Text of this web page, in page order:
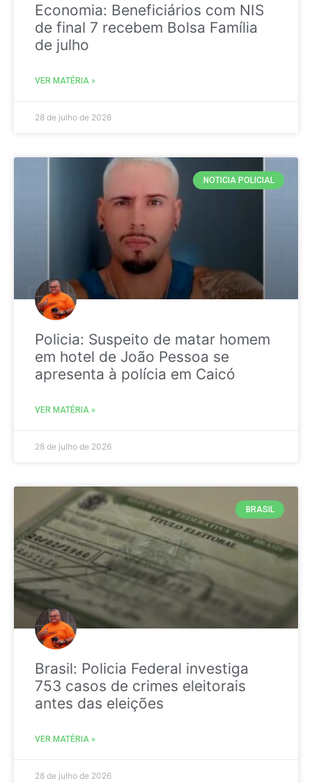
Economia: Beneficiários com NIS
de final 7 recebem Bolsa Família
de julho
VER MATÉRIA »
28 de julho de 2026
NOTICIA POLICIAL
Policia: Suspeito de matar homem
em hotel de João Pessoa se
apresenta à polícia em Caicó
VER MATÉRIA »
28 de julho de 2026
BRASIL
Brasil: Policia Federal investiga
753 casos de crimes eleitorais
antes das eleições
VER MATÉRIA »
28 de julho de 2026